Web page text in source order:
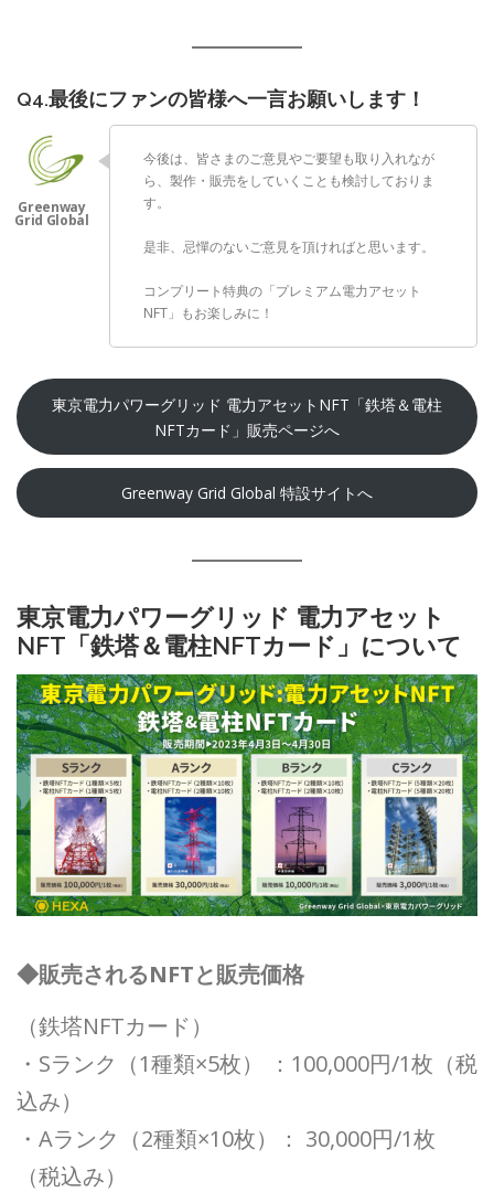
Q4.最後にファンの皆様へ一言お願いします！
今後は、皆さまのご意見やご要望も取り入れなが
ら、製作・販売をしていくことも検討しておりま
す。
是非、忌憚のないご意見を頂ければと思います。
コンプリート特典の「プレミアム電力アセット
NFT」もお楽しみに！
東京電力パワーグリッド 電力アセットNFT「鉄塔＆電柱
NFTカード」販売ページへ
Greenway Grid Global 特設サイトへ
東京電力パワーグリッド 電力アセット
NFT「鉄塔＆電柱NFTカード」について
◆販売されるNFTと販売価格
（鉄塔NFTカード）
・Sランク（1種類×5枚） ：100,000円/1枚（税
込み）
・Aランク（2種類×10枚）： 30,000円/1枚
（税込み）